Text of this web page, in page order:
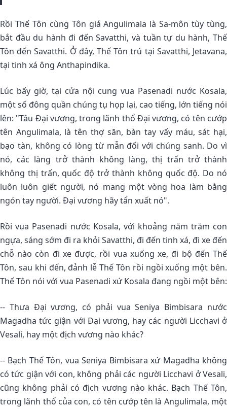
Rồi Thế Tôn cùng Tôn giả Angulimala là Sa-môn tùy tùng,
bắt đầu du hành đi đến Savatthi, và tuần tự du hành, Thế
Tôn đến Savatthi. Ở đây, Thế Tôn trú tại Savatthi, Jetavana,
tại tinh xá ông Anthapindika.
Lúc bấy giờ, tại cửa nội cung vua Pasenadi nước Kosala,
một số đông quần chúng tụ họp lại, cao tiếng, lớn tiếng nói
lên: "Tâu Ðại vương, trong lãnh thổ Ðại vương, có tên cướp
tên Angulimala, là tên thợ săn, bàn tay vấy máu, sát hại,
bạo tàn, không có lòng từ mẫn đối với chúng sanh. Do vì
nó, các làng trở thành không làng, thị trấn trở thành
không thị trấn, quốc độ trở thành không quốc độ. Do nó
luôn luôn giết người, nó mang một vòng hoa làm bằng
ngón tay người. Ðại vương hãy tẩn xuất nó".
Rồi vua Pasenadi nước Kosala, với khoảng năm trăm con
ngựa, sáng sớm đi ra khỏi Savatthi, đi đến tinh xá, đi xe đến
chỗ nào còn đi xe được, rồi vua xuống xe, đi bộ đến Thế
Tôn, sau khi đến, đảnh lễ Thế Tôn rồi ngồi xuống một bên.
Thế Tôn nói với vua Pasenadi xứ Kosala đang ngồi một bên:
-- Thưa Ðại vương, có phải vua Seniya Bimbisara nước
Magadha tức giận với Ðại vương, hay các người Licchavi ở
Vesali, hay một địch vương nào khác?
-- Bạch Thế Tôn, vua Seniya Bimbisara xứ Magadha không
có tức giận với con, không phải các người Licchavi ở Vesali,
cũng không phải có địch vương nào khác. Bạch Thế Tôn,
trong lãnh thổ của con, có tên cướp tên là Angulimala, một